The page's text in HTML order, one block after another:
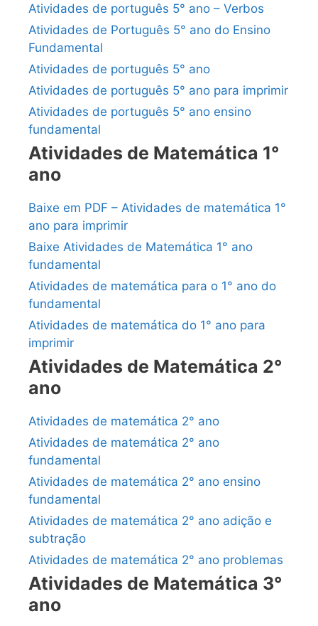
Atividades de português 5° ano – Verbos
Atividades de Português 5° ano do Ensino
Fundamental
Atividades de português 5° ano
Atividades de português 5° ano para imprimir
Atividades de português 5° ano ensino
fundamental
Atividades de Matemática 1°
ano
Baixe em PDF – Atividades de matemática 1°
ano para imprimir
Baixe Atividades de Matemática 1° ano
fundamental
Atividades de matemática para o 1° ano do
fundamental
Atividades de matemática do 1° ano para
imprimir
Atividades de Matemática 2°
ano
Atividades de matemática 2° ano
Atividades de matemática 2° ano
fundamental
Atividades de matemática 2° ano ensino
fundamental
Atividades de matemática 2° ano adição e
subtração
Atividades de matemática 2° ano problemas
Atividades de Matemática 3°
ano